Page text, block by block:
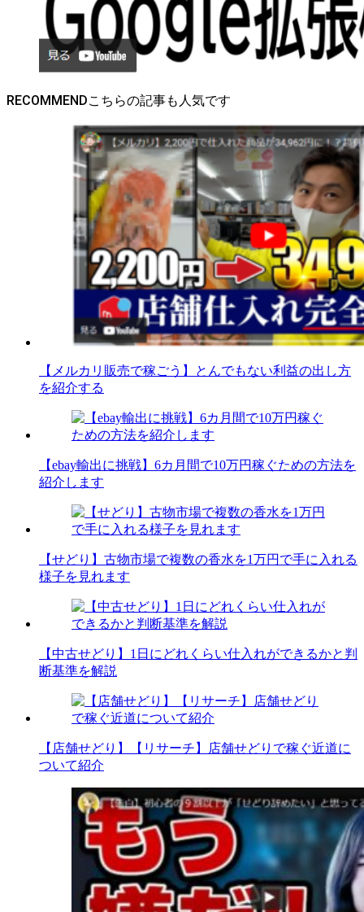
RECOMMEND
【メルカリ販売で稼ごう】とんでもない利益の出し方
を紹介する
【ebay輸出に挑戦】6カ月間で10万円稼ぐための方法を
紹介します
【せどり】古物市場で複数の香水を1万円で手に入れる
様子を見れます
【中古せどり】1日にどれくらい仕入れができるかと判
断基準を解説
【店舗せどり】【リサーチ】店舗せどりで稼ぐ近道に
ついて紹介